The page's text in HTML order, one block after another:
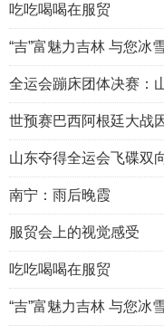
吃吃喝喝在服贸
“吉”富魅力吉林 与您冰
全运会蹦床团体决赛：
世预赛巴西阿根廷大战
山东夺得全运会飞碟双
南宁：雨后晚霞
服贸会上的视觉感受
吃吃喝喝在服贸
“吉”富魅力吉林 与您冰